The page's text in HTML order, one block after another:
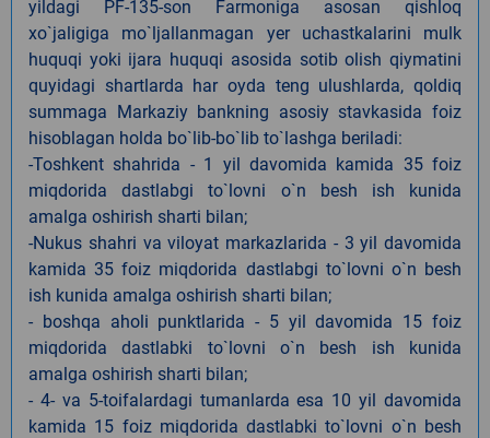
yildagi PF-135-son Farmoniga asosan qishloq
xo`jaligiga mo`ljallanmagan yer uchastkalarini mulk
huquqi yoki ijara huquqi asosida sotib olish qiymatini
quyidagi shartlarda har oyda teng ulushlarda, qoldiq
summaga Markaziy bankning asosiy stavkasida foiz
hisoblagan holda bo`lib-bo`lib to`lashga beriladi:
-Toshkent shahrida - 1 yil davomida kamida 35 foiz
miqdorida dastlabgi to`lovni o`n besh ish kunida
amalga oshirish sharti bilan;
-Nukus shahri va viloyat markazlarida - 3 yil davomida
kamida 35 foiz miqdorida dastlabgi to`lovni o`n besh
ish kunida amalga oshirish sharti bilan;
- boshqa aholi punktlarida - 5 yil davomida 15 foiz
miqdorida dastlabki to`lovni o`n besh ish kunida
amalga oshirish sharti bilan;
- 4- va 5-toifalardagi tumanlarda esa 10 yil davomida
kamida 15 foiz miqdorida dastlabki to`lovni o`n besh